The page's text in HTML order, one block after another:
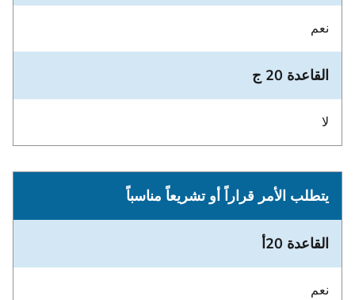
نعم
القاعدة 20 ج
لا
يتطلب الأمر قراراً أو تشريعاً مناسباً
القاعدة 20أ
نعم